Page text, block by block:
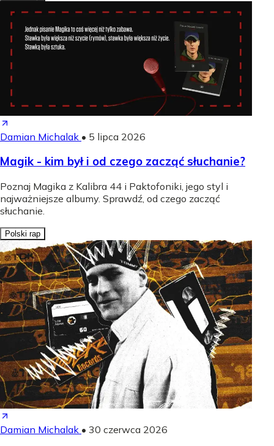
Damian Michalak • 5 lipca 2026
Magik - kim był i od czego zacząć słuchanie?
Poznaj Magika z Kalibra 44 i Paktofoniki, jego styl i
najważniejsze albumy. Sprawdź, od czego zacząć
słuchanie.
Polski rap
Damian Michalak • 30 czerwca 2026